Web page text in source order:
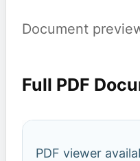
Document
Full PDF
PDF viewer